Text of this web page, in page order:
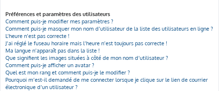
Préférences et paramètres des utilisateurs
Comment puis-je modifier mes paramètres ?
Comment puis-je masquer mon nom d’utilisateur de la liste des utilisateurs en ligne ?
L’heure n’est pas correcte !
J’ai réglé le fuseau horaire mais l’heure n’est toujours pas correcte !
Ma langue n’apparaît pas dans la liste !
Que signifient les images situées à côté de mon nom d’utilisateur ?
Comment puis-je afficher un avatar ?
Quel est mon rang et comment puis-je le modifier ?
Pourquoi m’est-il demandé de me connecter lorsque je clique sur le lien de courrier
électronique d’un utilisateur ?